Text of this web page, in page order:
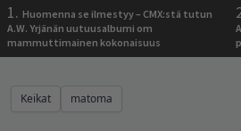
1. Huomenna se ilmestyy – CMX:stä tutun
A.W. Yrjänän uutuusalbumi om
mammuttimainen kokonaisuus
Keikat matoma